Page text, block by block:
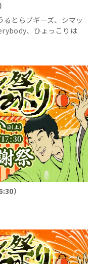
とらブギーズ、シマッ
、ひょっこりは
）